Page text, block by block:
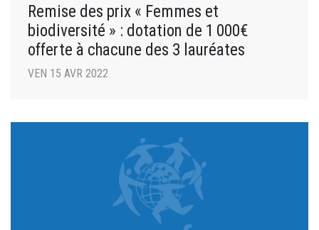
Remise des prix « Femmes et
biodiversité » : dotation de 1 000€
offerte à chacune des 3 lauréates
VEN 15 AVR 2022